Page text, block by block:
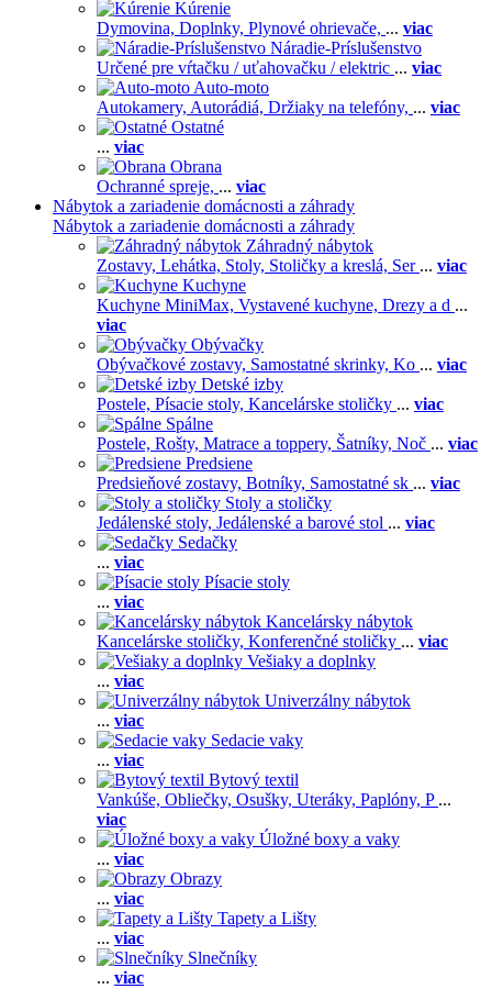
Kúrenie
Dymovina, Doplnky, Plynové ohrievače, ... viac
Náradie-Príslušenstvo
Určené pre vŕtačku / uťahovačku / elektric ... viac
Auto-moto
Autokamery, Autorádiá, Držiaky na telefóny, ... viac
Ostatné
... viac
Obrana
Ochranné spreje, ... viac
Nábytok a zariadenie domácnosti a záhrady
Nábytok a zariadenie domácnosti a záhrady
Záhradný nábytok
Zostavy, Lehátka, Stoly, Stoličky a kreslá, Ser ... viac
Kuchyne
Kuchyne MiniMax, Vystavené kuchyne, Drezy a d ...
viac
Obývačky
Obývačkové zostavy, Samostatné skrinky, Ko ... viac
Detské izby
Postele, Písacie stoly, Kancelárske stoličky ... viac
Spálne
Postele, Rošty, Matrace a toppery, Šatníky, Noč ... viac
Predsiene
Predsieňové zostavy, Botníky, Samostatné sk ... viac
Stoly a stoličky
Jedálenské stoly, Jedálenské a barové stol ... viac
Sedačky
... viac
Písacie stoly
... viac
Kancelársky nábytok
Kancelárske stoličky, Konferenčné stoličky ... viac
Vešiaky a doplnky
... viac
Univerzálny nábytok
... viac
Sedacie vaky
... viac
Bytový textil
Vankúše, Obliečky, Osušky, Uteráky, Paplóny, P ...
viac
Úložné boxy a vaky
... viac
Obrazy
... viac
Tapety a Lišty
... viac
Slnečníky
... viac